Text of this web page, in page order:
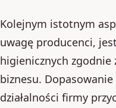
Kolejnym istotnym
uwagę producenci,
higienicznych
biznesu.
działalności firmy